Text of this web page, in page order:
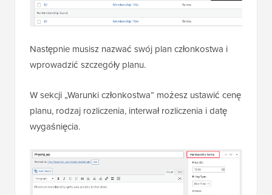
Następnie musisz nazwać swój plan członkostwa i
wprowadzić szczegóły planu.
W sekcji „Warunki członkostwa” możesz ustawić cenę
planu, rodzaj rozliczenia, interwał rozliczenia i datę
wygaśnięcia.